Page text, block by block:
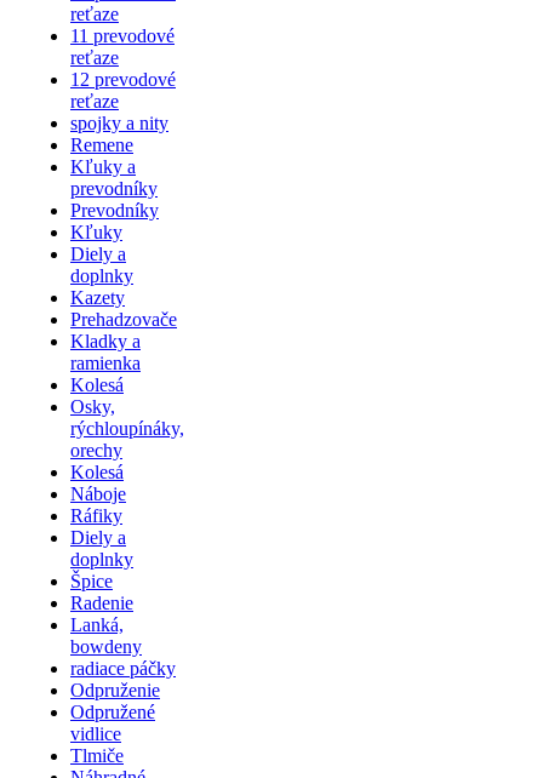
reťaze
11 prevodové
reťaze
12 prevodové
reťaze
spojky a nity
Remene
Kľuky a
prevodníky
Prevodníky
Kľuky
Diely a
doplnky
Kazety
Prehadzovače
Kladky a
ramienka
Kolesá
Osky,
rýchloupínáky,
orechy
Kolesá
Náboje
Ráfiky
Diely a
doplnky
Špice
Radenie
Lanká,
bowdeny
radiace páčky
Odpruženie
Odpružené
vidlice
Tlmiče